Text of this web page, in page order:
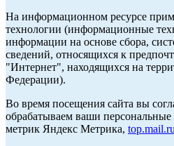
На информационном ресурсе
технологии (информационные
информации на основе сбора,
сведений, относящихся к
"Интернет", находящихся на
Федерации).
Во время посещения сайта вы
обрабатываем ваши
метрик Яндекс Метрика, top.mail.ru